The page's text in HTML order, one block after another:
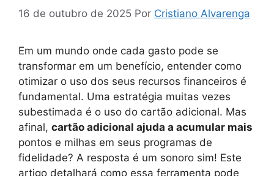
16 de outubro de 2025 Por Cristiano Alvarenga
Em um mundo onde cada gasto pode se
transformar em um benefício, entender como
otimizar o uso dos seus recursos financeiros é
fundamental. Uma estratégia muitas vezes
subestimada é o uso do cartão adicional. Mas
afinal, cartão adicional ajuda a acumular mais
pontos e milhas em seus programas de
fidelidade? A resposta é um sonoro sim! Este
artigo detalhará como essa ferramenta pode